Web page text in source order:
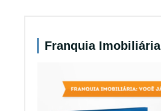
Franquia Imobiliária